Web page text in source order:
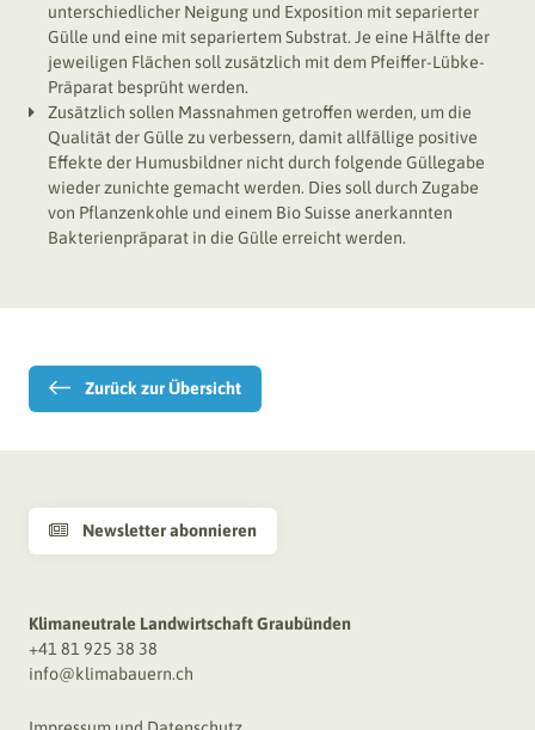
unterschiedlicher Neigung und Exposition mit separierter
Gülle und eine mit separiertem Substrat. Je eine Hälfte der
jeweiligen Flächen soll zusätzlich mit dem Pfeiffer-Lübke-
Präparat besprüht werden.
Zusätzlich sollen Massnahmen getroffen werden, um die
Qualität der Gülle zu verbessern, damit allfällige positive
Effekte der Humusbildner nicht durch folgende Güllegabe
wieder zunichte gemacht werden. Dies soll durch Zugabe
von Pflanzenkohle und einem Bio Suisse anerkannten
Bakterienpräparat in die Gülle erreicht werden.
Zurück zur Übersicht
 Newsletter abonnieren
Klimaneutrale Landwirtschaft Graubünden
+41 81 925 38 38
info@klimabauern.ch